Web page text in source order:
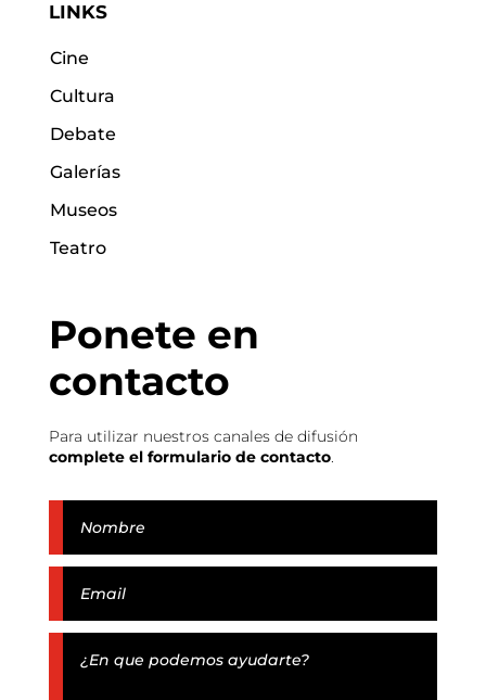
LINKS
Cine
Cultura
Debate
Galerías
Museos
Teatro
Ponete en
contacto
Para utilizar nuestros canales de difusión
complete el formulario de contacto.